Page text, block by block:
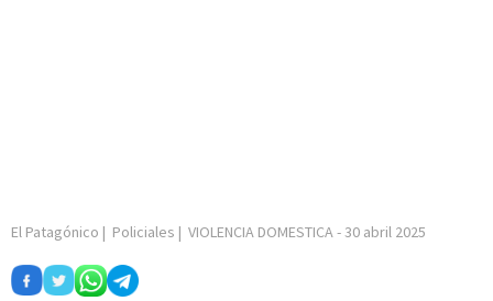
El Patagónico | Policiales | VIOLENCIA DOMESTICA-30 abril 2025